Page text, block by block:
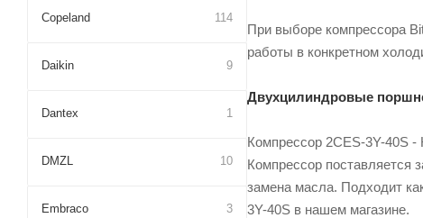
При выборе компрессора
работы в конкретном
Двухцилиндровые
Компрессор 2CES-3Y-40S -
Компрессор поставляется
замена масла. Подходит
3Y-40S в нашем магазине.
Copeland 114
Daikin 9
Dantex 1
DMZL 10
Embraco 3